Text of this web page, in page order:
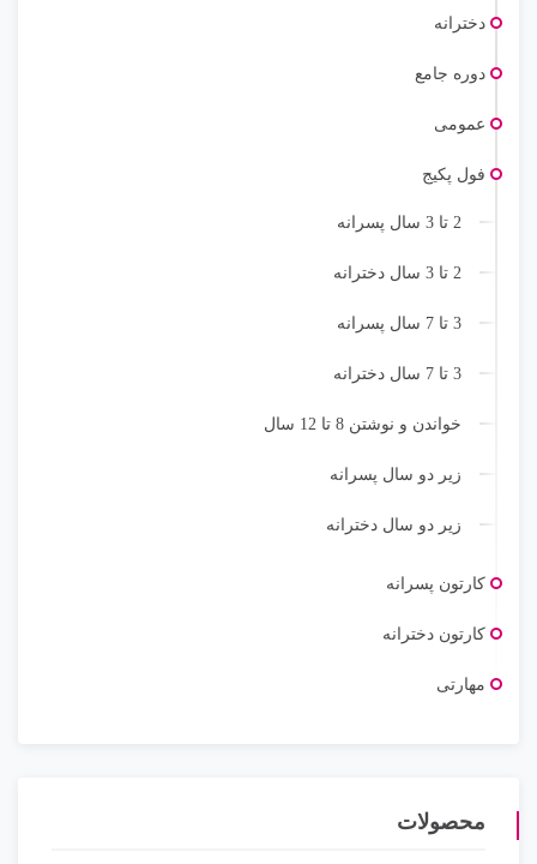
دخترانه
دوره جامع
عمومی
فول پکیج
2 تا 3 سال پسرانه
2 تا 3 سال دخترانه
3 تا 7 سال پسرانه
3 تا 7 سال دخترانه
خواندن و نوشتن 8 تا 12 سال
زیر دو سال پسرانه
زیر دو سال دخترانه
کارتون پسرانه
کارتون دخترانه
مهارتی
محصولات